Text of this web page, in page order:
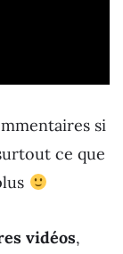
si
ce que
vidéos,